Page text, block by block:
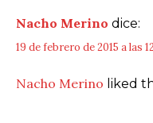
Nacho Merino dice:
19 de febrero de 2015 a las
Nacho Merino liked